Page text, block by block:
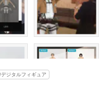
デジタルフィギュア